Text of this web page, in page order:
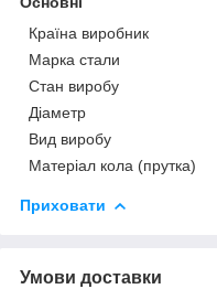
Країна виробник
Марка стали
Стан виробу
Діаметр
Вид виробу
Матеріал кола (прутка)
Приховати
Умови доставки